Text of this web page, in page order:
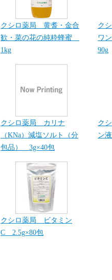
クシロ薬局 黄耆・金合
歓・菜の花の純粋蜂蜜
1kg
ク
ワ
90g
クシロ薬局 カリナ
（KNa）減塩ソルト（分
包品） 3g×40包
ク
ン
クシロ薬局 ビタミン
C 2.5g×80包